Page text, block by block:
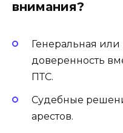
внимания?
Генеральная или
доверенность
ПТС.
Судебные
арестов.